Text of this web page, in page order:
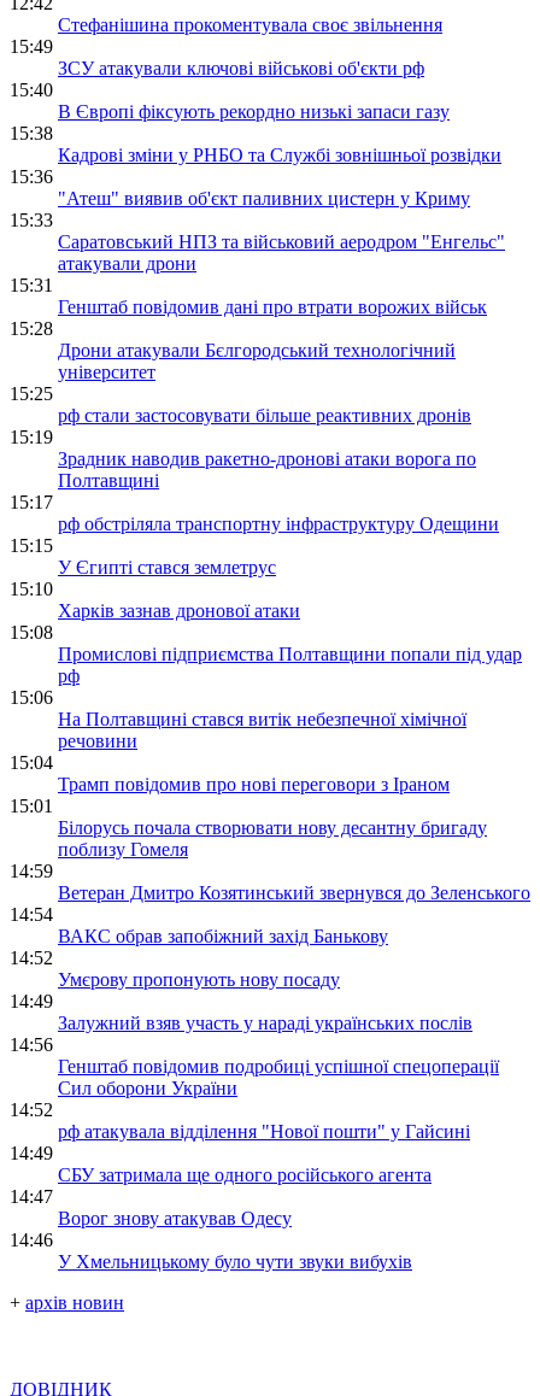
Стефанішина прокоментувала своє звільнення
15:49
ЗСУ атакували ключові військові об'єкти рф
15:40
В Європі фіксують рекордно низькі запаси газу
15:38
Кадрові зміни у РНБО та Службі зовнішньої розвідки
15:36
"Атеш" виявив об'єкт паливних цистерн у Криму
15:33
Саратовський НПЗ та військовий аеродром "Енгельс"
атакували дрони
15:31
Генштаб повідомив дані про втрати ворожих військ
15:28
Дрони атакували Бєлгородський технологічний
університет
15:25
рф стали застосовувати більше реактивних дронів
15:19
Зрадник наводив ракетно-дронові атаки ворога по
Полтавщині
15:17
рф обстріляла транспортну інфраструктуру Одещини
15:15
У Єгипті стався землетрус
15:10
Харків зазнав дронової атаки
15:08
Промислові підприємства Полтавщини попали під удар
рф
15:06
На Полтавщині стався витік небезпечної хімічної
речовини
15:04
Трамп повідомив про нові переговори з Іраном
15:01
Білорусь почала створювати нову десантну бригаду
поблизу Гомеля
14:59
Ветеран Дмитро Козятинський звернувся до Зеленського
14:54
ВАКС обрав запобіжний захід Банькову
14:52
Умєрову пропонують нову посаду
14:49
Залужний взяв участь у нараді українських послів
14:56
Генштаб повідомив подробиці успішної спецоперації
Сил оборони України
14:52
рф атакувала відділення "Нової пошти" у Гайсині
14:49
СБУ затримала ще одного російського агента
14:47
Ворог знову атакував Одесу
14:46
У Хмельницькому було чути звуки вибухів
+ архів новин
ДОВІДНИК